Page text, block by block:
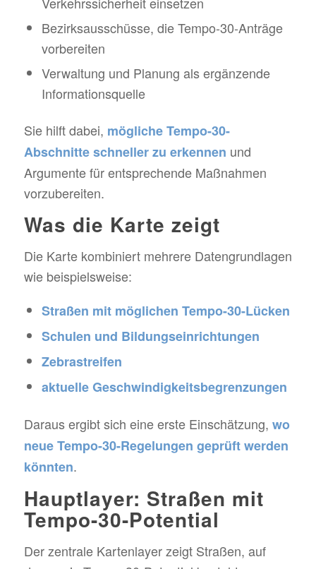
Bezirksausschüsse, die Tempo-30-Anträge
vorbereiten
Verwaltung und Planung als ergänzende
Informationsquelle
Sie hilft dabei, mögliche Tempo-30-
Abschnitte schneller zu erkennen und
Argumente für entsprechende Maßnahmen
vorzubereiten.
Was die Karte zeigt
Die Karte kombiniert mehrere Datengrundlagen
wie beispielsweise:
Straßen mit möglichen Tempo-30-Lücken
Schulen und Bildungseinrichtungen
Zebrastreifen
aktuelle Geschwindigkeitsbegrenzungen
Daraus ergibt sich eine erste Einschätzung, wo
neue Tempo-30-Regelungen geprüft werden
könnten.
Hauptlayer: Straßen mit
Tempo-30-Potential
Der zentrale Kartenlayer zeigt Straßen, auf